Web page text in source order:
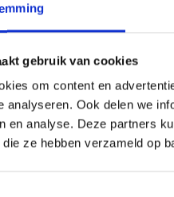
gebruik van cookies
om content en
analyseren. Ook delen we
en analyse. Deze partners
ze hebben verzameld op